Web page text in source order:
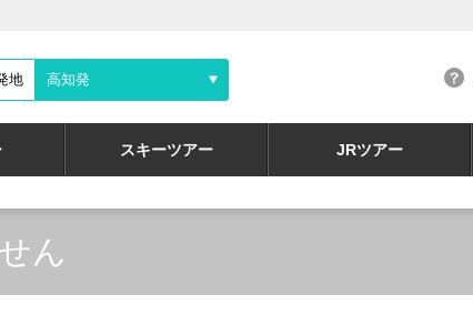
地 高知発
スキーツアー JRツアー
ん